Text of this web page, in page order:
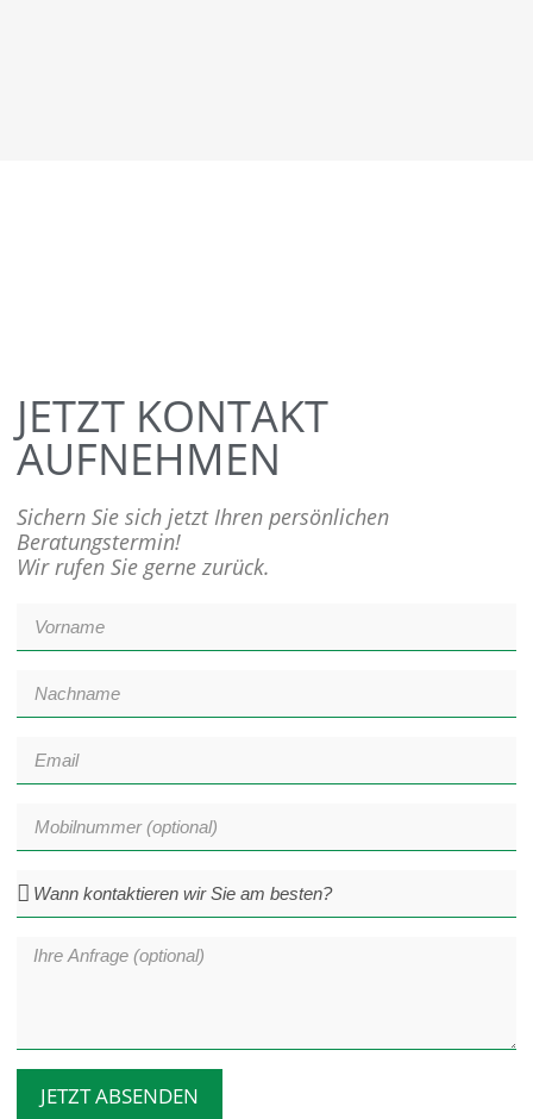
JETZT KONTAKT
AUFNEHMEN
Sichern Sie sich jetzt Ihren persönlichen
Beratungstermin!
Wir rufen Sie gerne zurück.
JETZT ABSENDEN